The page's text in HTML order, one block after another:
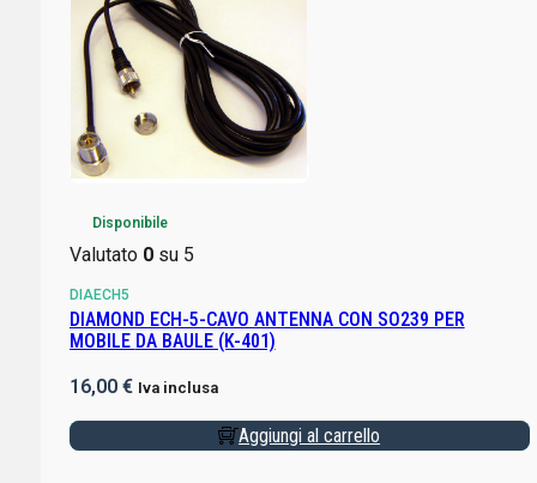
Disponibile
Valutato 0su 5
DIAECH5
DIAMOND ECH-5-CAVO ANTENNA CON SO239 PER
MOBILE DA BAULE (K-401)
16,00 € Iva inclusa
Aggiungi al carrello